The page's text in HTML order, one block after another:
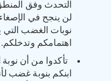
التحدث وفق
لن ينجح في
نوبات الغضب التي
اهتمامكم وتدخلكم.
تأكدوا من أن نوبة
ابنكم بنوبة غضب